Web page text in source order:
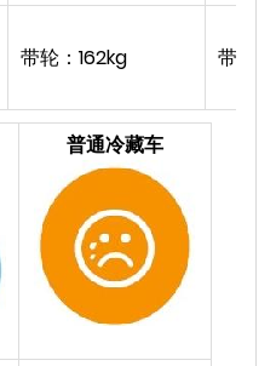
带轮：162kg 带轮
普通冷藏车